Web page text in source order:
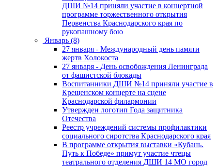
ДШИ №14 приняли участие в концертной
программе торжественного открытия
Первенства Краснодарского края по
рукопашному бою
Январь (8)
27 января - Международный день памяти
жертв Холокоста
27 января - День освобождения Ленинграда
от фашистской блокады
Воспитанники ДШИ №14 приняли участие в
Крещенском концерте на сцене
Краснодарской филармонии
Утвержден логотип Года защитника
Отечества
Реестр учреждений системы профилактики
социального сиротства Краснодарского края
В программе открытия выставки «Кубань.
Путь к Победе» примут участие чтецы
театрального отделения ДШИ 14 МО город